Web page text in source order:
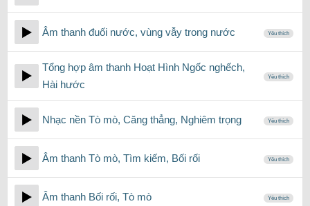
Âm thanh đuối nước, vùng vẫy trong nước Yêu thích
Tổng hợp âm thanh Hoạt Hình Ngốc nghếch,
Hài hước
Yêu thích
Nhạc nền Tò mò, Căng thẳng, Nghiêm trọng Yêu thích
Âm thanh Tò mò, Tìm kiếm, Bối rối Yêu thích
Âm thanh Bối rối, Tò mò Yêu thích